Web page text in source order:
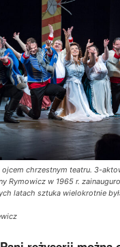
chrzestnym teatru. 3-
Rymowicz w 1965 r.
latach sztuka wielokrotnie